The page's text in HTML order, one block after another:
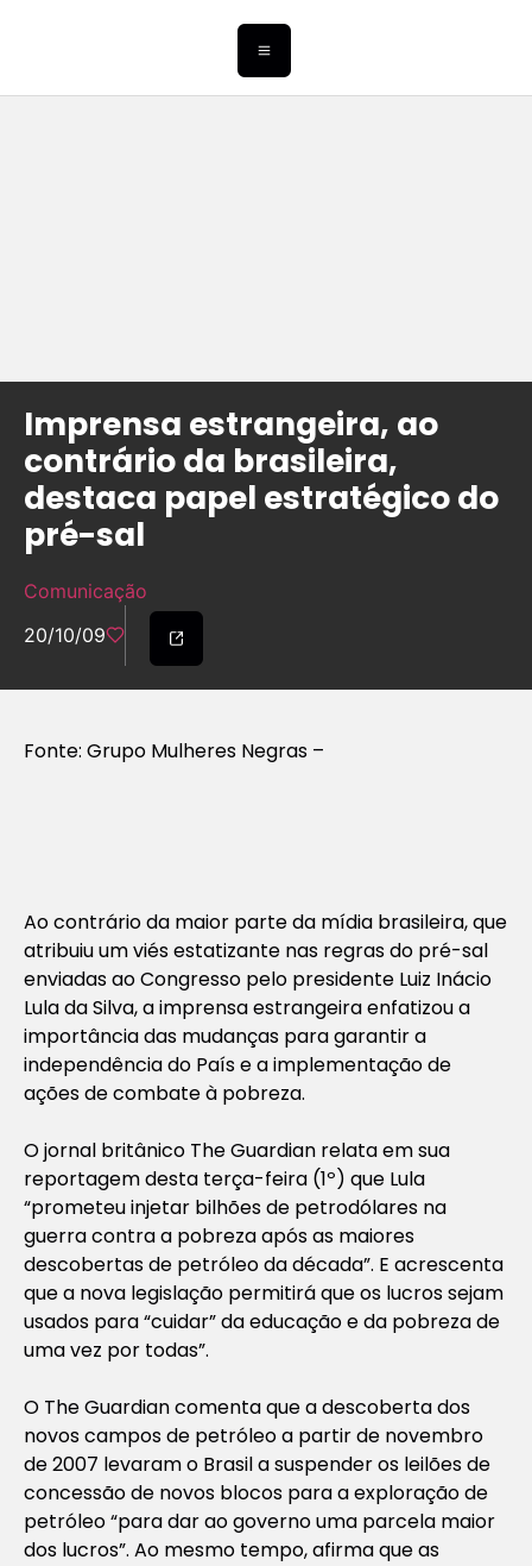
Imprensa estrangeira, ao
contrário da brasileira,
destaca papel estratégico do
pré-sal
Comunicação
20/10/09
Fonte: Grupo Mulheres Negras –
Ao contrário da maior parte da mídia brasileira, que
atribuiu um viés estatizante nas regras do pré-sal
enviadas ao Congresso pelo presidente Luiz Inácio
Lula da Silva, a imprensa estrangeira enfatizou a
importância das mudanças para garantir a
independência do País e a implementação de
ações de combate à pobreza.
O jornal britânico The Guardian relata em sua
reportagem desta terça-feira (1º) que Lula
“prometeu injetar bilhões de petrodólares na
guerra contra a pobreza após as maiores
descobertas de petróleo da década”. E acrescenta
que a nova legislação permitirá que os lucros sejam
usados para “cuidar” da educação e da pobreza de
uma vez por todas”.
O The Guardian comenta que a descoberta dos
novos campos de petróleo a partir de novembro
de 2007 levaram o Brasil a suspender os leilões de
concessão de novos blocos para a exploração de
petróleo “para dar ao governo uma parcela maior
dos lucros”. Ao mesmo tempo, afirma que as